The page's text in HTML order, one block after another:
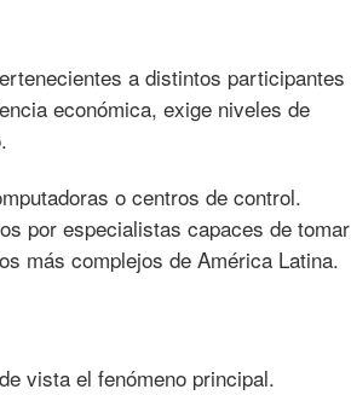
a distintos participantes
económica, exige niveles de
o centros de control.
por especialistas capaces de tomar
más complejos de América Latina.
vista el fenómeno principal.